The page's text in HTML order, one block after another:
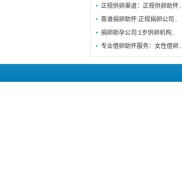
正规供卵渠道：正规供卵助怀..
靠谱捐卵助怀:正规捐卵公司..
捐卵助孕公司:1岁供卵机构..
专业借卵助怀服务：女性借卵..